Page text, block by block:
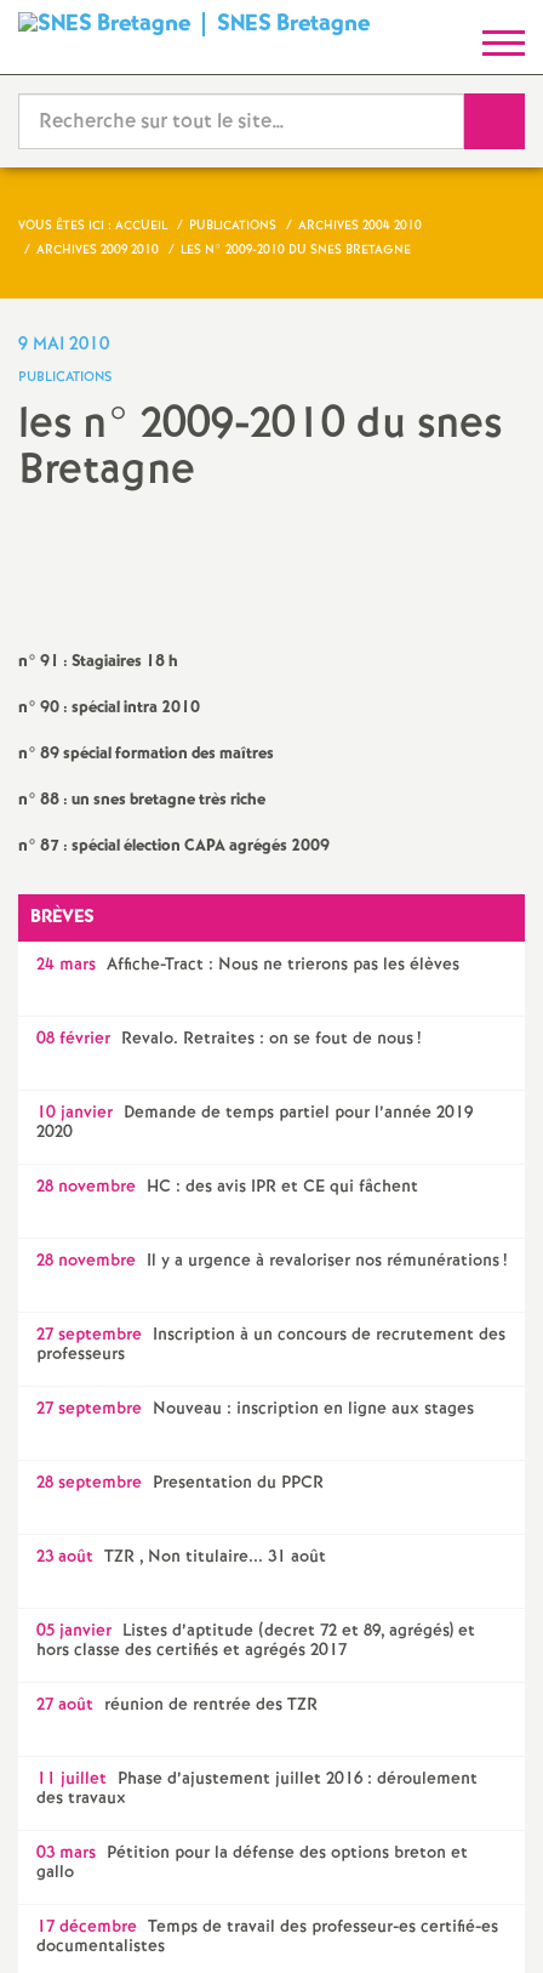
SNES BretagneS
y
n
d
i
a
a
l
d
e
n
s
e
e
e
n
VOUS ÊTES ICI : ACCUEIL PUBLICATIONS
ARCHIVES 2004 2010
ARCHIVES 2009 2010
LES N° 2009-2010 DU SNES BRETAGNE
9 MAI 2010
PUBLICATIONS
les n° 2009-2010 du snes
Bretagne
n° 91 : Stagiaires 18 h
n° 90 : spécial intra 2010
n° 89 spécial formation des maîtres
n° 88 : un snes bretagne très riche
n° 87 : spécial élection CAPA agrégés 2009
BRÈVES
24 mars Affiche-Tract : Nous ne trierons pas les élèves
08 février Revalo. Retraites : on se fout de nous!
10 janvier Demande de temps partiel pour l’année 2019
2020
28 novembre HC : des avis IPR et CE qui fâchent
28 novembre Il y a urgence à revaloriser nos rémunérations!
27 septembre Inscription à un concours de recrutement des
professeurs
27 septembre Nouveau : inscription en ligne aux stages
28 septembre Presentation du PPCR
23 août TZR , Non titulaire... 31 août
05 janvier Listes d’aptitude (decret 72 et 89, agrégés) et
hors classe des certifiés et agrégés 2017
27 août réunion de rentrée des TZR
11 juillet Phase d’ajustement juillet 2016 : déroulement
des travaux
03 mars Pétition pour la défense des options breton et
gallo
17 décembre Temps de travail des professeur-es certifié-es
documentalistes